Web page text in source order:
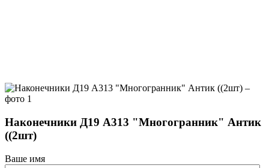
Наконечники Д19 А313 "Многогранник" Антик
((2шт)
Ваше имя